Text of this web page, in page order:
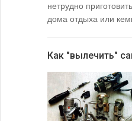
нетрудно
дома отдыха или
Как "вылечить"